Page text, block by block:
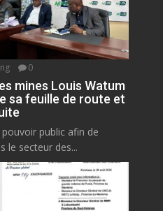
0
mines Louis Watum
sa feuille de route et
public afin de
le secteur des...